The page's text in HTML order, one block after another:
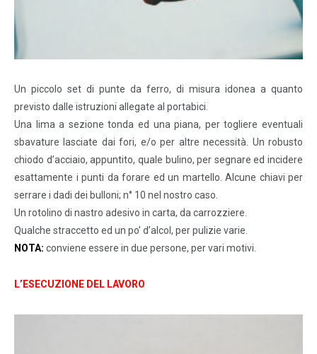
Un piccolo set di punte da ferro, di misura idonea a quanto
previsto dalle istruzioni allegate al portabici.
Una lima a sezione tonda ed una piana, per togliere eventuali
sbavature lasciate dai fori, e/o per altre necessità. Un robusto
chiodo d’acciaio, appuntito, quale bulino, per segnare ed incidere
esattamente i punti da forare ed un martello. Alcune chiavi per
serrare i dadi dei bulloni; n° 10 nel nostro caso.
Un rotolino di nastro adesivo in carta, da carrozziere.
Qualche straccetto ed un po’ d’alcol, per pulizie varie.
NOTA: conviene essere in due persone, per vari motivi.
L’ESECUZIONE DEL LAVORO